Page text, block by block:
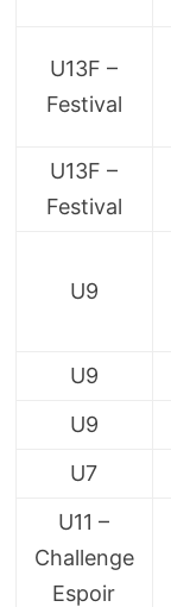
U13F –
Festival
U13F –
Festival
U9
U9
U9
U7
U11 –
Challenge
Espoir